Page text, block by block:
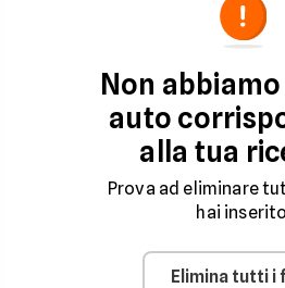
Mensile
Non
auto
alla tua
Prova ad eliminare
hai
Elimina tutti i